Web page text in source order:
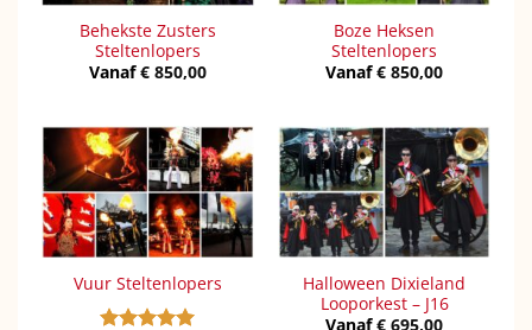
Behekste Zusters
Steltenlopers
Vanaf€ 850,00
Boze Heksen
Steltenlopers
Vanaf€ 850,00
Vuur Steltenlopers
Halloween Dixieland
Looporkest – J16
Vanaf€ 695,00